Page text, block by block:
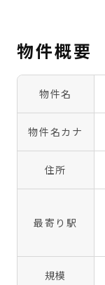
物件概要
物件名
物件名カナ
住所
最寄り駅
規模